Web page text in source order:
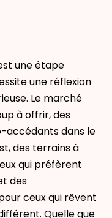
une étape
une réflexion
Le marché
à offrir, des
accédants dans le
des terrains à
qui préfèrent
des
ceux qui rêvent
Quelle que